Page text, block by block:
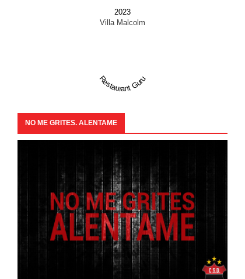
2023
Villa Malcolm
Restaurant Guru
NO ME GRITES. ALENTAME